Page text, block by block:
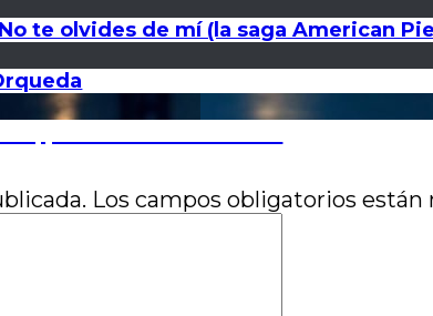
te olvides de mí (la saga American
Los campos obligatorios están